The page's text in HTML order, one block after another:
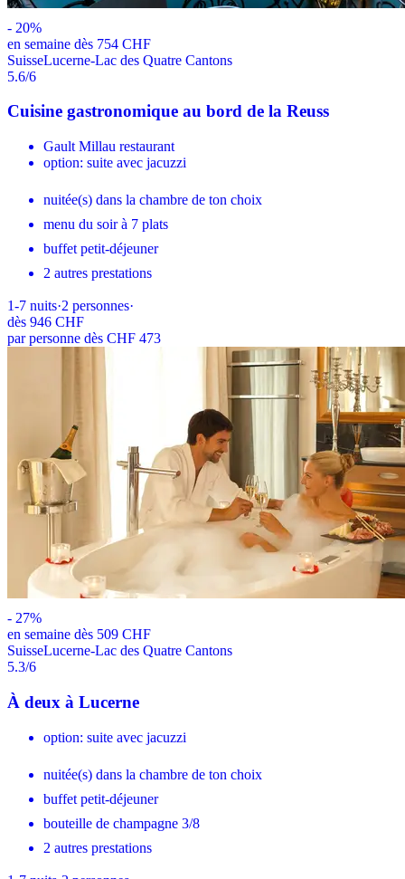
- 20%
en semaine dès 754 CHF
SuisseLucerne-Lac des Quatre Cantons
5.6/6
Cuisine gastronomique au bord de la Reuss
Gault Millau restaurant
option: suite avec jacuzzi
nuitée(s) dans la chambre de ton choix
menu du soir à 7 plats
buffet petit-déjeuner
2 autres prestations
1-7 nuits·2 personnes·
dès 946 CHF
par personne dès CHF 473
- 27%
en semaine dès 509 CHF
SuisseLucerne-Lac des Quatre Cantons
5.3/6
À deux à Lucerne
option: suite avec jacuzzi
nuitée(s) dans la chambre de ton choix
buffet petit-déjeuner
bouteille de champagne 3/8
2 autres prestations